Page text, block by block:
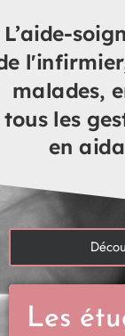
L’aide-
malades,
tous les
en
Les